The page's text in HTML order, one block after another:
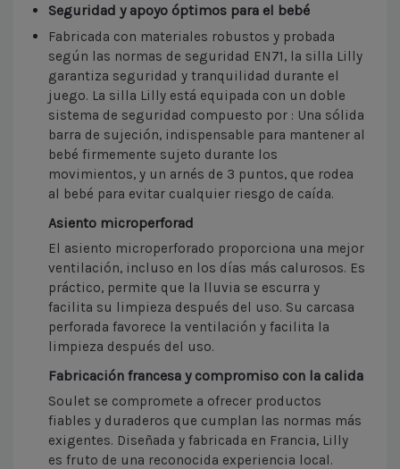
Seguridad y apoyo óptimos para el bebé
Fabricada con materiales robustos y probada
según las normas de seguridad EN71, la silla Lilly
garantiza seguridad y tranquilidad durante el
juego. La silla Lilly está equipada con un doble
sistema de seguridad compuesto por : Una sólida
barra de sujeción, indispensable para mantener al
bebé firmemente sujeto durante los
movimientos, y un arnés de 3 puntos, que rodea
al bebé para evitar cualquier riesgo de caída.
Asiento microperforad
El asiento microperforado proporciona una mejor
ventilación, incluso en los días más calurosos. Es
práctico, permite que la lluvia se escurra y
facilita su limpieza después del uso. Su carcasa
perforada favorece la ventilación y facilita la
limpieza después del uso.
Fabricación francesa y compromiso con la calida
Soulet se compromete a ofrecer productos
fiables y duraderos que cumplan las normas más
exigentes. Diseñada y fabricada en Francia, Lilly
es fruto de una reconocida experiencia local.